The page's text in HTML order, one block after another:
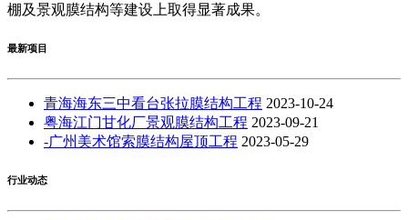
棚及景观膜结构等建设上取得显著成果。
最新项目
青海海东三中看台张拉膜结构工程 2023-10-24
粤海江门甘化厂景观膜结构工程 2023-09-21
-广州美术馆索膜结构屋顶工程 2023-05-29
行业动态